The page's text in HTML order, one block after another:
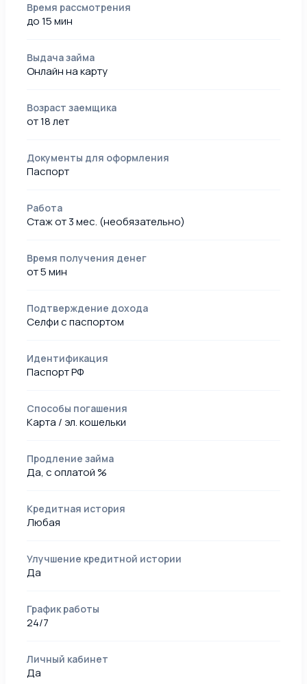
Время рассмотрения
до 15 мин
Выдача займа
Онлайн на карту
Возраст заемщика
от 18 лет
Документы для оформления
Паспорт
Работа
Стаж от 3 мес. (необязательно)
Время получения денег
от 5 мин
Подтверждение дохода
Селфи с паспортом
Идентификация
Паспорт РФ
Способы погашения
Карта / эл. кошельки
Продление займа
Да, с оплатой %
Кредитная история
Любая
Улучшение кредитной истории
Да
График работы
24/7
Личный кабинет
Да